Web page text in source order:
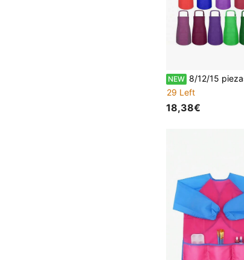
NEW 8/12/15 piezas Delantales ajustables multicolor para niños, adecuados para la creación artística de niños y
29 Left
18,38€